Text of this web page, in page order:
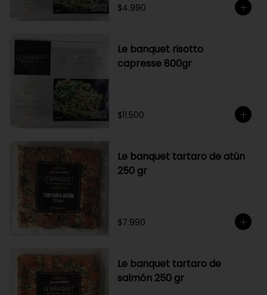
$4.990
Le banquet risotto
capresse 800gr
$11.500
Le banquet tartaro de atún
250 gr
$7.990
Le banquet tartaro de
salmón 250 gr